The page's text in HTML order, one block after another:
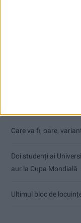
Care va fi, oare,
Doi studenți ai
aur la Cupa Mondială
Ultimul bloc de